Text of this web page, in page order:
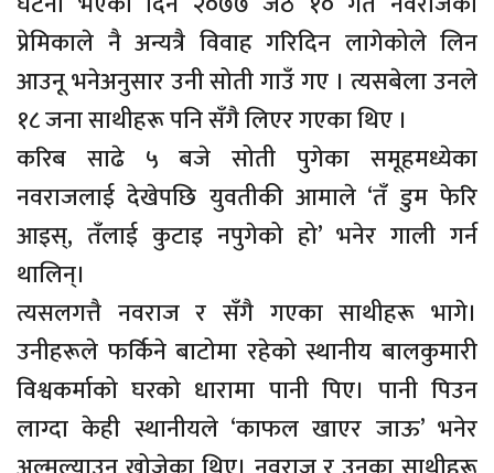
प्रेमिकाले नै अन्यत्रै विवाह गरिदिन लागेकोले लिन
आउनू भनेअनुसार उनी सोती गाउँ गए । त्यसबेला उनले
१८ जना साथीहरू पनि सँगै लिएर गएका थिए ।
करिब साढे ५ बजे सोती पुगेका समूहमध्येका
नवराजलाई देखेपछि युवतीकी आमाले ‘तँ डुम फेरि
आइस्, तँलाई कुटाइ नपुगेको हो’ भनेर गाली गर्न
थालिन्।
त्यसलगत्तै नवराज र सँगै गएका साथीहरू भागे।
उनीहरूले फर्किने बाटोमा रहेको स्थानीय बालकुमारी
विश्वकर्माको घरको धारामा पानी पिए। पानी पिउन
लाग्दा केही स्थानीयले ‘काफल खाएर जाऊ’ भनेर